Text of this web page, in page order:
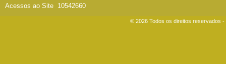
Acessos ao Site 10542660
© 2026 Todos os direitos reservados -